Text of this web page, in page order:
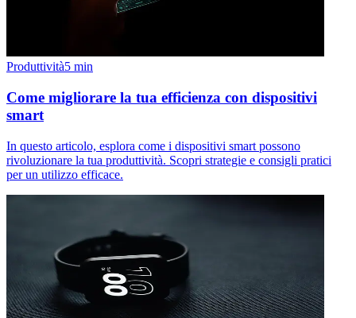
Produttività5 min
Come migliorare la tua efficienza con dispositivi
smart
In questo articolo, esplora come i dispositivi smart possono
rivoluzionare la tua produttività. Scopri strategie e consigli pratici
per un utilizzo efficace.